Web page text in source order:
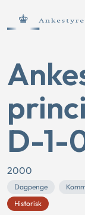
D-1-
2000
Dagpenge
Historisk